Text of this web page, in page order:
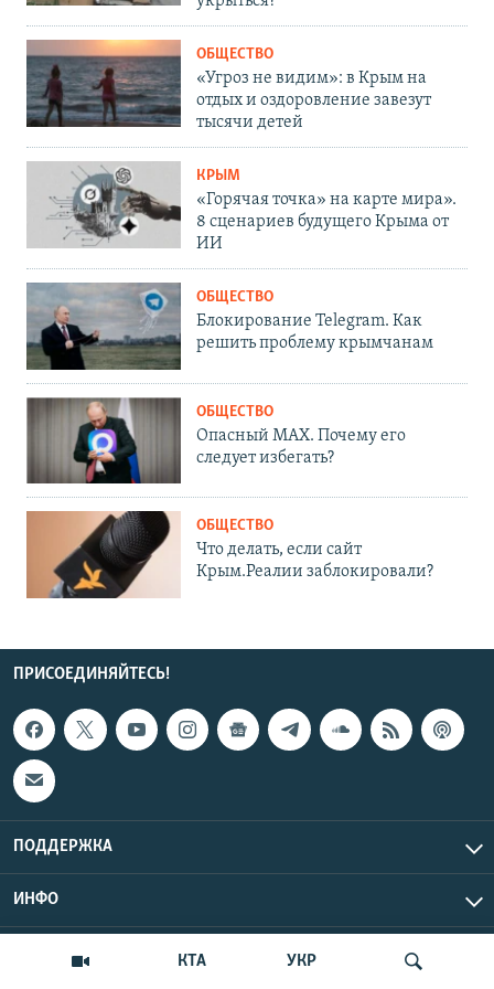
КТА УКР
ОБЩЕСТВО
«Угроз не видим»: в Крым на
отдых и оздоровление завезут
тысячи детей
КРЫМ
«Горячая точка» на карте мира».
8 сценариев будущего Крыма от
ИИ
ОБЩЕСТВО
Блокирование Telegram. Как
решить проблему крымчанам
ОБЩЕСТВО
Опасный MAX. Почему его
следует избегать?
ОБЩЕСТВО
Что делать, если сайт
Крым.Реалии заблокировали?
ПРИСОЕДИНЯЙТЕСЬ!
ПОДДЕРЖКА
ИНФО
Copyright Крым.Реалии, 2026 | Все права защищены.
UTC+3